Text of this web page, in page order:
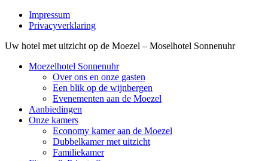
Impressum
Privacyverklaring
Uw hotel met uitzicht op de Moezel – Moselhotel Sonnenuhr
Moezelhotel Sonnenuhr
Over ons en onze gasten
Een blik op de wijnbergen
Evenementen aan de Moezel
Aanbiedingen
Onze kamers
Economy kamer aan de Moezel
Dubbelkamer met uitzicht
Familiekamer